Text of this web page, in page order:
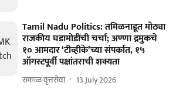
Tamil Nadu Politics: तमिळनाडूत मोठ्या
राजकीय घडामोडींची चर्चा; अण्णा द्रमुकचे
१० आमदार ‘टीव्हीके’च्या संपर्कात, १५
ऑगस्टपूर्वी पक्षांतराची शक्यता
सकाळ वृत्तसेवा 13 July 2026